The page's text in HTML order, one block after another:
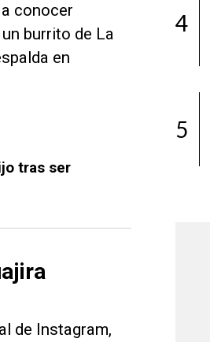
conocer
burrito de La
en
tras ser
de Instagram,
4
5